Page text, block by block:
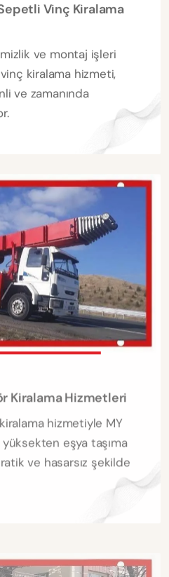
Vinç Kiralama
ve montaj işleri
kiralama hizmeti,
ve zamanında
Kiralama Hizmetleri
hizmetiyle MY
eşya taşıma
ve hasarsız şekilde